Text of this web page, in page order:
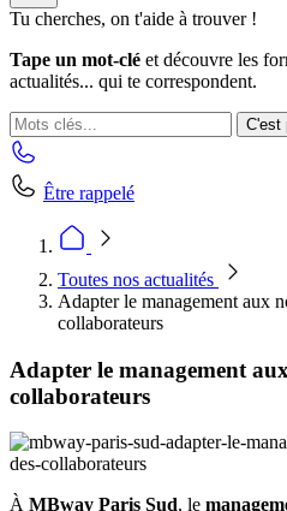
Tu cherches, on t'aide à trouver !
Tape un mot-clé et découvre les
actualités... qui te correspondent.
C'est
Être rappelé
Toutes nos actualités
Adapter le management aux
collaborateurs
Adapter le management
collaborateurs
À MBway Paris Sud, le